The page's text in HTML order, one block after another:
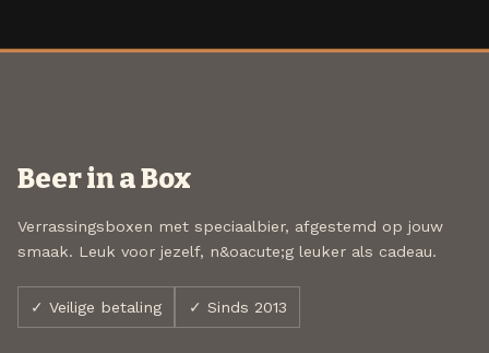
Beer in a Box
Verrassingsboxen met speciaalbier, afgestemd op jouw
smaak. Leuk voor jezelf, n&oacute;g leuker als cadeau.
✓ Veilige betaling ✓ Sinds 2013